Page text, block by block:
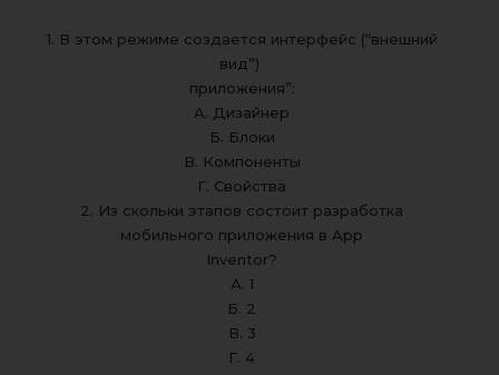
1. В этом режиме создается интерфейс (“внешний
вид”)
приложения”:
А. Дизайнер
Б. Блоки
В. Компоненты
Г. Свойства
2. Из скольки этапов состоит разработка
мобильного приложения в App
Inventor?
А. 1
Б. 2
В. 3
Г. 4